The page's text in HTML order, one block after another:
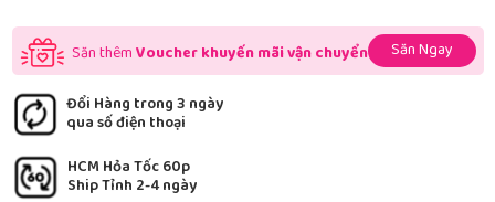
Săn thêmVoucher khuyến mãi vận chuyển Săn Ngay
Đổi Hàng trong 3 ngày
qua số điện thoại
HCM Hỏa Tốc 60p
Ship Tỉnh 2-4 ngày